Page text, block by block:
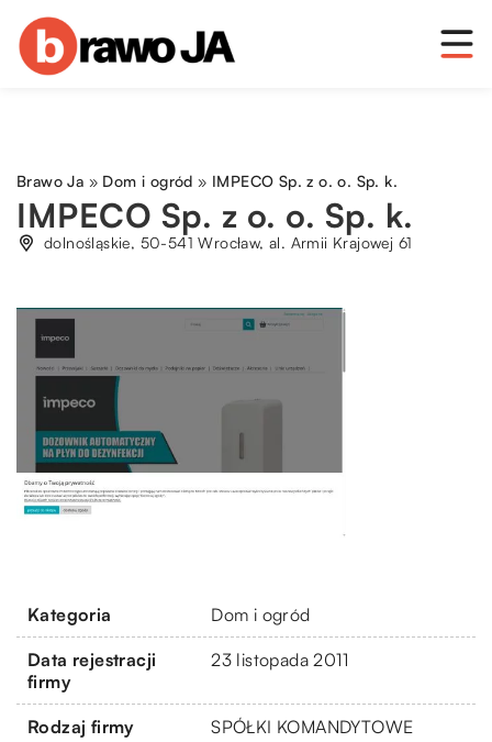
Brawo Ja » Dom i ogród » IMPECO Sp. z o. o. Sp. k.
IMPECO Sp. z o. o. Sp. k.
dolnośląskie, 50-541 Wrocław, al. Armii Krajowej 61
Kategoria Dom i ogród
Data rejestracji
firmy
23 listopada 2011
Rodzaj firmy SPÓŁKI KOMANDYTOWE